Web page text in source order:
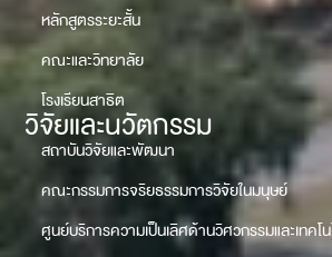
หลักสูตรระยะสั้น
คณะและวิทยาลัย
โรงเรียนสาธิต
วิจัยและนวัตกรรม
สถาบันวิจัยและพัฒนา
คณะกรรมการจริยธรรมการวิจัยในมนุษย์
ศูนย์บริการความเป็นเลิศด้านวิศวกรรมและเทคโ